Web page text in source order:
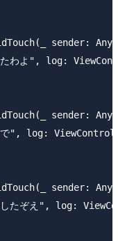
sender:
わよ", log:
sender:
で", log:
sender:
たぞえ", log: